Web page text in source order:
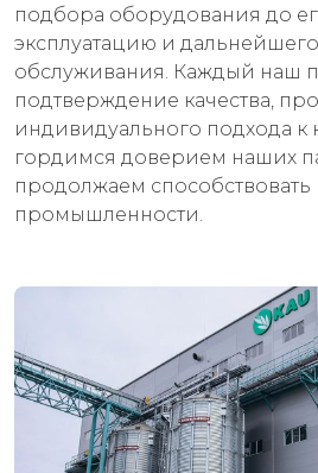
подбора оборудования до
эксплуатацию и
обслуживания. Каждый наш
подтверждение качества,
индивидуального подхода к
гордимся доверием наших
продолжаем способствовать
промышленности.